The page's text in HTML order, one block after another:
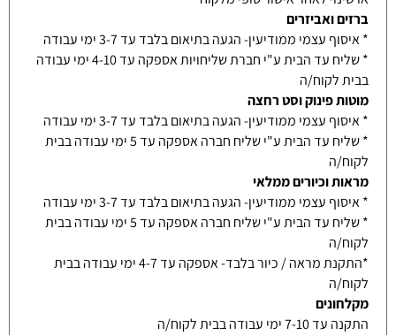
ברזים ואביזרים
* איסוף עצמי ממודיעין- הגעה בתיאום בלבד עד 3-7 ימי עבודה
* שליח עד הבית ע"י חברת שליחויות אספקה עד 4-10 ימי עבודה
בבית לקוח/ה
מוטות פינוק וסט רחצה
* איסוף עצמי ממודיעין- הגעה בתיאום בלבד עד 3-7 ימי עבודה
* שליח עד הבית ע"י שליח חברה אספקה עד 5 ימי עבודה בבית
לקוח/ה
מראות וכיורים ממלאי
* איסוף עצמי ממודיעין- הגעה בתיאום בלבד עד 3-7 ימי עבודה
* שליח עד הבית ע"י שליח חברה אספקה עד 5 ימי עבודה בבית
לקוח/ה
*התקנת מראה / כיור בלבד- אספקה עד 4-7 ימי עבודה בבית
לקוח/ה
מקלחונים
התקנה עד 7-10 ימי עבודה בבית לקוח/ה